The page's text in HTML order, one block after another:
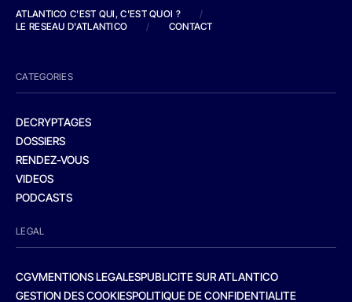
ATLANTICO C'EST QUI, C'EST QUOI ?
/
LE RESEAU D'ATLANTICO
/ CONTACT
CATEGORIES
DECRYPTAGES
DOSSIERS
RENDEZ-VOUS
VIDEOS
PODCASTS
LEGAL
CGVMENTIONS LEGALESPUBLICITE SUR ATLANTICO
GESTION DES COOKIESPOLITIQUE DE CONFIDENTIALITE